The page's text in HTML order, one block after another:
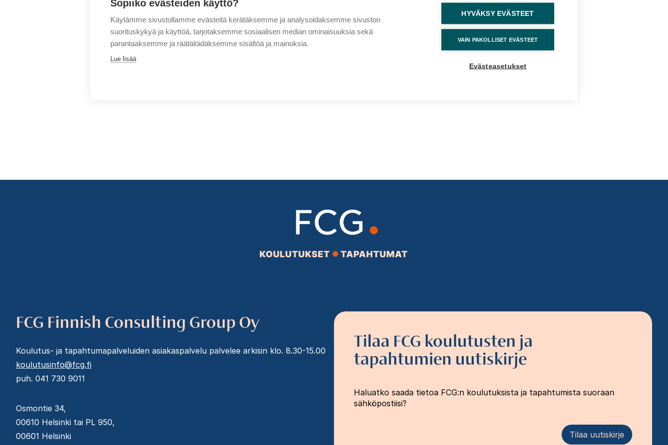
Tilaa FCG koulutusten ja
tapahtumien uutiskirje
Haluatko saada tietoa FCG:n koulutuksista ja tapahtumista suoraan
sähköpostiisi?
Tilaa uutiskirje
FCG Finnish Consulting Group Oy
Koulutus- ja tapahtumapalveluiden asiakaspalvelu palvelee arkisin klo. 8.30-15.00
koulutusinfo@fcg.fi
puh. 041 730 9011
Osmontie 34,
00610 Helsinki tai PL 950,
00601 Helsinki
Sopiiko evästeiden käyttö?
Käytämme sivustollamme evästeitä kerätäksemme ja analysoidaksemme sivuston
suorituskykyä ja käyttöä, tarjotaksemme sosiaalisen median ominaisuuksia sekä
parantaaksemme ja räätälöidäksemme sisältöä ja mainoksia.
Lue lisää
HYVÄKSY EVÄSTEET
VAIN PAKOLLISET EVÄSTEET
Evästeasetukset